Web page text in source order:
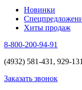
Новинки
Хиты продаж
8-800-200-94-91
(4932) 581-431, 929-131
Заказать звонок